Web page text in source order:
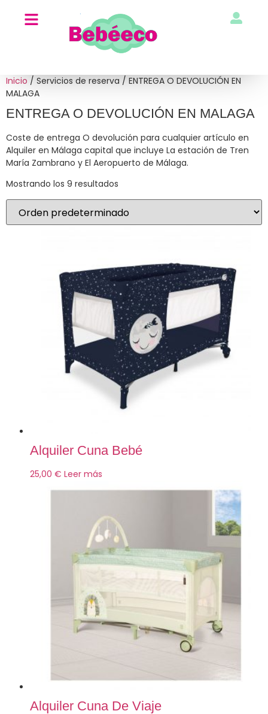
Inicio / Servicios de reserva / ENTREGA O DEVOLUCIÓN EN
MALAGA
ENTREGA O DEVOLUCIÓN EN MALAGA
Coste de entrega O devolución para cualquier artículo en
Alquiler en Málaga capital que incluye La estación de Tren
María Zambrano y El Aeropuerto de Málaga.
Mostrando los 9 resultados
Alquiler Cuna Bebé
25,00 € Leer más
Alquiler Cuna De Viaje